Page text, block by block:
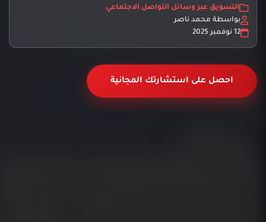
التسويق عبر وسائل التواصل الاجتماعي
بواسطة محمد ناصر
12 نوفمبر 2025
احصل على استشارتك المجانية